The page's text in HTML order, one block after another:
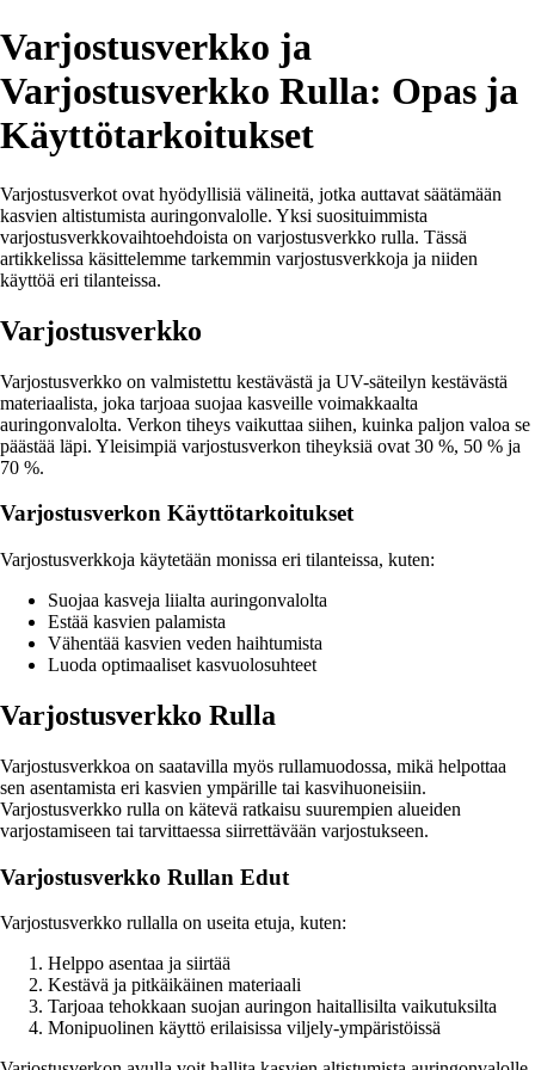
Varjostusverkko ja
Varjostusverkko Rulla: Opas ja
Käyttötarkoitukset
Varjostusverkot ovat hyödyllisiä välineitä, jotka auttavat säätämään
kasvien altistumista auringonvalolle. Yksi suosituimmista
varjostusverkkovaihtoehdoista on varjostusverkko rulla. Tässä
artikkelissa käsittelemme tarkemmin varjostusverkkoja ja niiden
käyttöä eri tilanteissa.
Varjostusverkko
Varjostusverkko on valmistettu kestävästä ja UV-säteilyn kestävästä
materiaalista, joka tarjoaa suojaa kasveille voimakkaalta
auringonvalolta. Verkon tiheys vaikuttaa siihen, kuinka paljon valoa se
päästää läpi. Yleisimpiä varjostusverkon tiheyksiä ovat 30 %, 50 % ja
70 %.
Varjostusverkon Käyttötarkoitukset
Varjostusverkkoja käytetään monissa eri tilanteissa, kuten:
Suojaa kasveja liialta auringonvalolta
Estää kasvien palamista
Vähentää kasvien veden haihtumista
Luoda optimaaliset kasvuolosuhteet
Varjostusverkko Rulla
Varjostusverkkoa on saatavilla myös rullamuodossa, mikä helpottaa
sen asentamista eri kasvien ympärille tai kasvihuoneisiin.
Varjostusverkko rulla on kätevä ratkaisu suurempien alueiden
varjostamiseen tai tarvittaessa siirrettävään varjostukseen.
Varjostusverkko Rullan Edut
Varjostusverkko rullalla on useita etuja, kuten:
Helppo asentaa ja siirtää
Kestävä ja pitkäikäinen materiaali
Tarjoaa tehokkaan suojan auringon haitallisilta vaikutuksilta
Monipuolinen käyttö erilaisissa viljely-ympäristöissä